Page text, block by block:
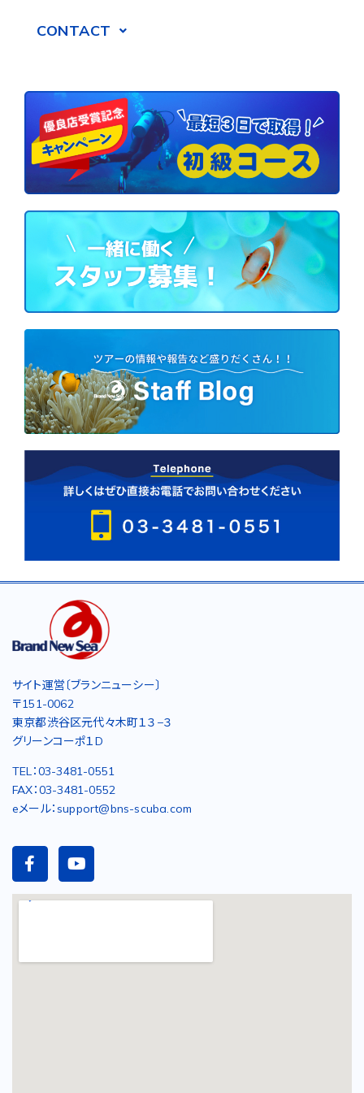
CONTACT
サイト運営〔ブランニューシー〕
〒151-0062
東京都渋谷区元代々木町１３−３
グリーンコーポ１D
TEL：03-3481-0551
FAX：03-3481-0552
eメール：support@bns-scuba.com